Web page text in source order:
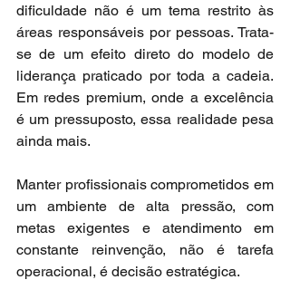
dificuldade não é um tema restrito às
áreas responsáveis por pessoas. Trata-
se de um efeito direto do modelo de
liderança praticado por toda a cadeia.
Em redes premium, onde a excelência
é um pressuposto, essa realidade pesa
ainda mais.
Manter profissionais comprometidos em
um ambiente de alta pressão, com
metas exigentes e atendimento em
constante reinvenção, não é tarefa
operacional, é decisão estratégica.